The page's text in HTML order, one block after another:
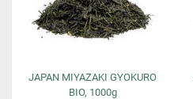
JAPAN MIYAZAKI GYOKURO
BIO, 1000g